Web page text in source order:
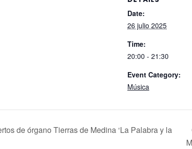
Date:
26 julio 2025
Time:
20:00 - 21:30
Event Category:
Música
de órgano Tierras de Medina ‘La Palabra y la